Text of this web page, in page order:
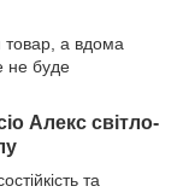
товар, а вдома
не буде
Алекс світло-
та